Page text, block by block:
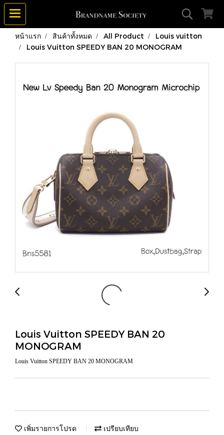
หน้าแรก สินค้าทั้งหมด All Product
Louis vuitton
Louis Vuitton SPEEDY BAN 20 MONOGRAM
Louis Vuitton SPEEDY BAN 20
MONOGRAM
Louis Vuitton SPEEDY BAN 20 MONOGRAM
เพิ่มรายการโปรด เปรียบเทียบ